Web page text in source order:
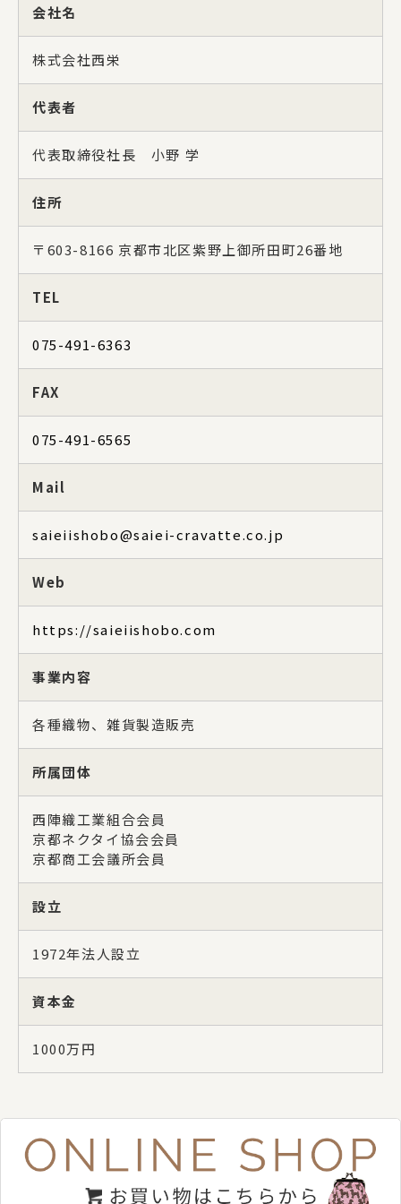
会社名
株式会社西栄
代表者
代表取締役社長 小野 学
住所
〒603-8166 京都市北区紫野上御所田町26番地
TEL
075-491-6363
FAX
075-491-6565
Mail
saieiishobo@saiei-cravatte.co.jp
Web
https://saieiishobo.com
事業内容
各種織物、雑貨製造販売
所属団体
西陣織工業組合会員
京都ネクタイ協会会員
京都商工会議所会員
設立
1972年法人設立
資本金
1000万円